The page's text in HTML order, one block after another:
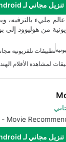
تنزيل مجاني لـ Android
مليء بالترفيه،
من هوليوود إلى
تطبيقات تلفزيونية
لمشاهدة الأفلام
Movie
تنزيل مجاني لـ Android